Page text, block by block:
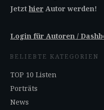
Jetzthier Autor werden!
Login für Autoren /
BELIEBTE KATEGORIEN
TOP 10 Listen
Porträts
News